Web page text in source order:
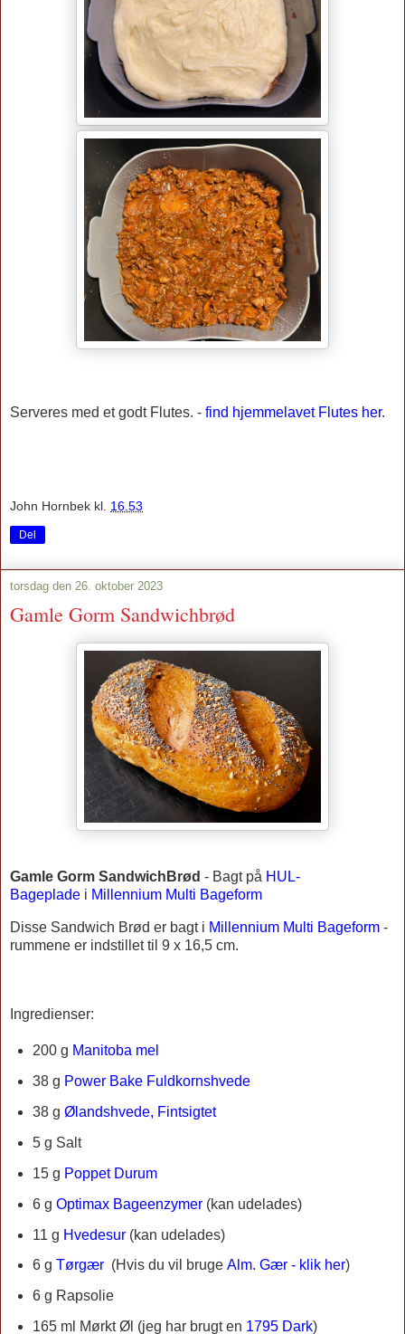
Serveres med et godt Flutes. - find hjemmelavet Flutes her.
John Hornbek kl. 16.53
Del
torsdag den 26. oktober 2023
Gamle Gorm Sandwichbrød
Gamle Gorm SandwichBrød - Bagt på HUL-
Bageplade i Millennium Multi Bageform
Disse Sandwich Brød er bagt i Millennium Multi Bageform -
rummene er indstillet til 9 x 16,5 cm.
Ingredienser:
200 g Manitoba mel
38 g Power Bake Fuldkornshvede
38 g Ølandshvede, Fintsigtet
5 g Salt
15 g Poppet Durum
6 g Optimax Bageenzymer(kan udelades)
11 g Hvedesur(kan udelades)
6 g Tørgær (Hvis du vil bruge Alm. Gær - klik her)
6 g Rapsolie
165 ml Mørkt Øl (jeg har brugt en 1795 Dark)